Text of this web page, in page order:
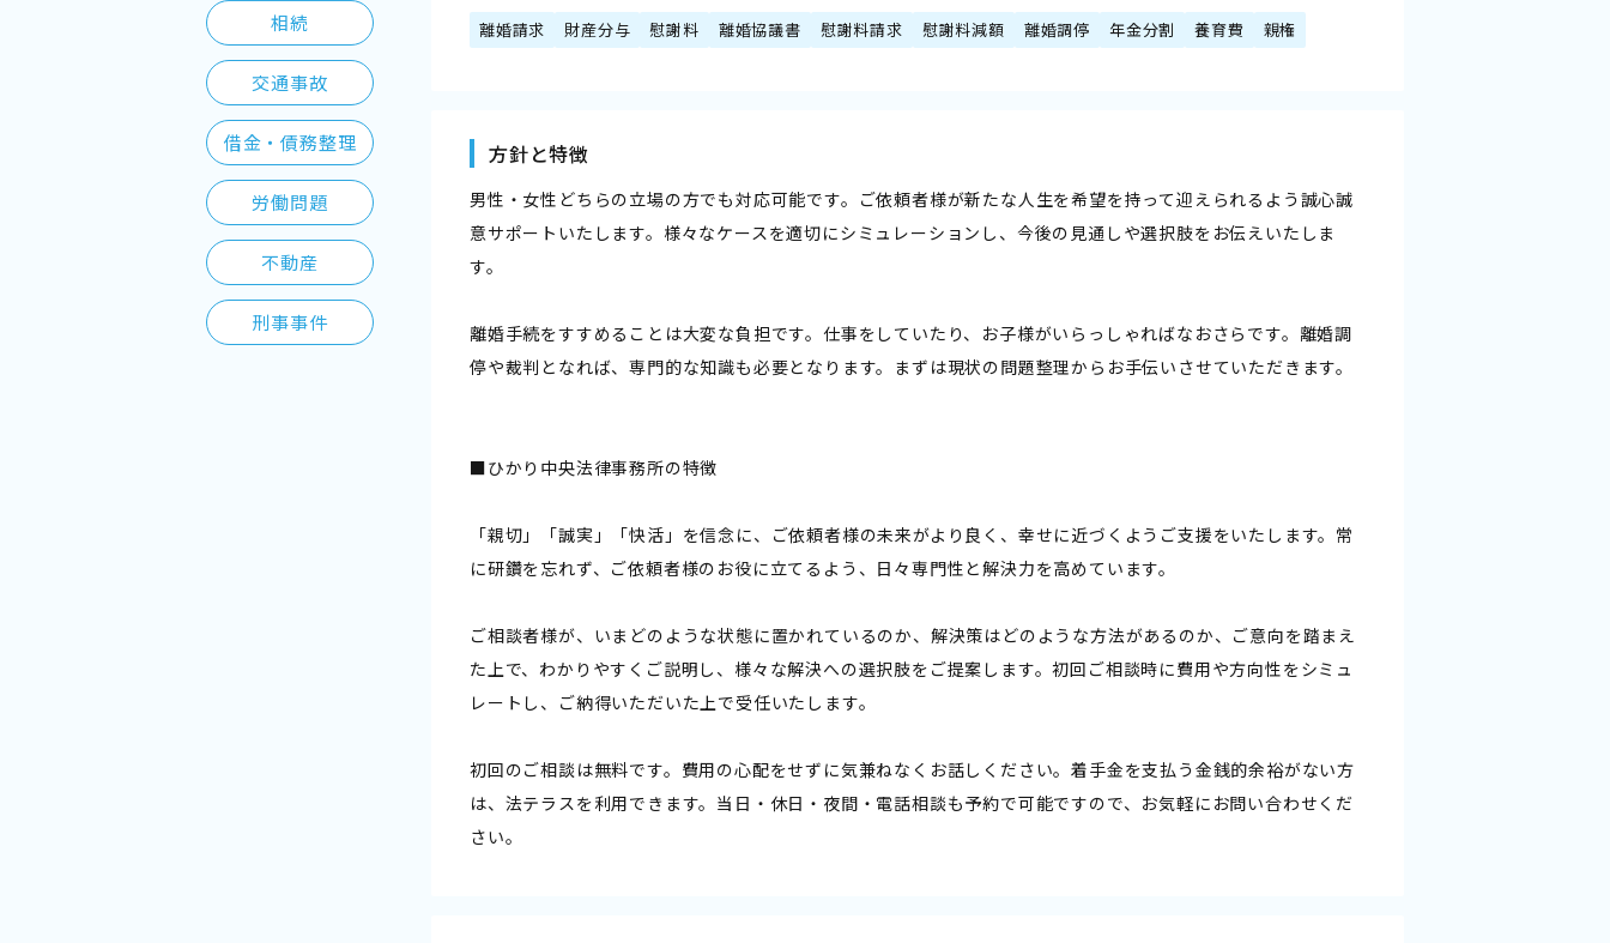
相続
交通事故
借金・債務整理
労働問題
不動産
刑事事件
離婚請求 財産分与 慰謝料 離婚協議書 慰謝料請求 慰謝料減額 離婚調停 年金分割 養育費 親権
方針と特徴
男性・女性どちらの立場の方でも対応可能です。ご依頼者様が新たな人生を希望を持って迎えられるよう誠心誠
意サポートいたします。様々なケースを適切にシミュレーションし、今後の見通しや選択肢をお伝えいたしま
す。
離婚手続をすすめることは大変な負担です。仕事をしていたり、お子様がいらっしゃればなおさらです。離婚調
停や裁判となれば、専門的な知識も必要となります。まずは現状の問題整理からお手伝いさせていただきます。
■ひかり中央法律事務所の特徴
「親切」「誠実」「快活」を信念に、ご依頼者様の未来がより良く、幸せに近づくようご支援をいたします。常
に研鑽を忘れず、ご依頼者様のお役に立てるよう、日々専門性と解決力を高めています。
ご相談者様が、いまどのような状態に置かれているのか、解決策はどのような方法があるのか、ご意向を踏まえ
た上で、わかりやすくご説明し、様々な解決への選択肢をご提案します。初回ご相談時に費用や方向性をシミュ
レートし、ご納得いただいた上で受任いたします。
初回のご相談は無料です。費用の心配をせずに気兼ねなくお話しください。着手金を支払う金銭的余裕がない方
は、法テラスを利用できます。当日・休日・夜間・電話相談も予約で可能ですので、お気軽にお問い合わせくだ
さい。